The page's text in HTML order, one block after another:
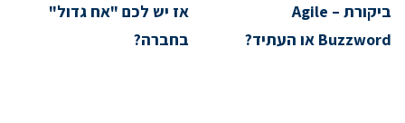
ביקורת Agile –
Buzzword או העתיד?
אז יש לכם "אח גדול"
בחברה?